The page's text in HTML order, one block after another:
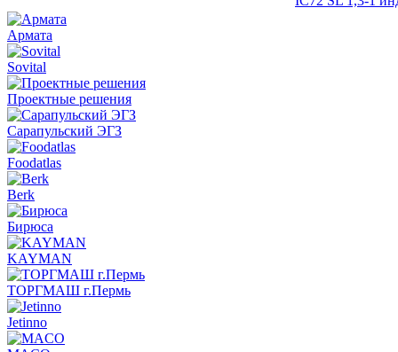
Армата
Sovital
Проектные решения
Сарапульский ЭГЗ
Foodatlas
Berk
Бирюса
KAYMAN
ТОРГМАШ г.Пермь
Jetinno